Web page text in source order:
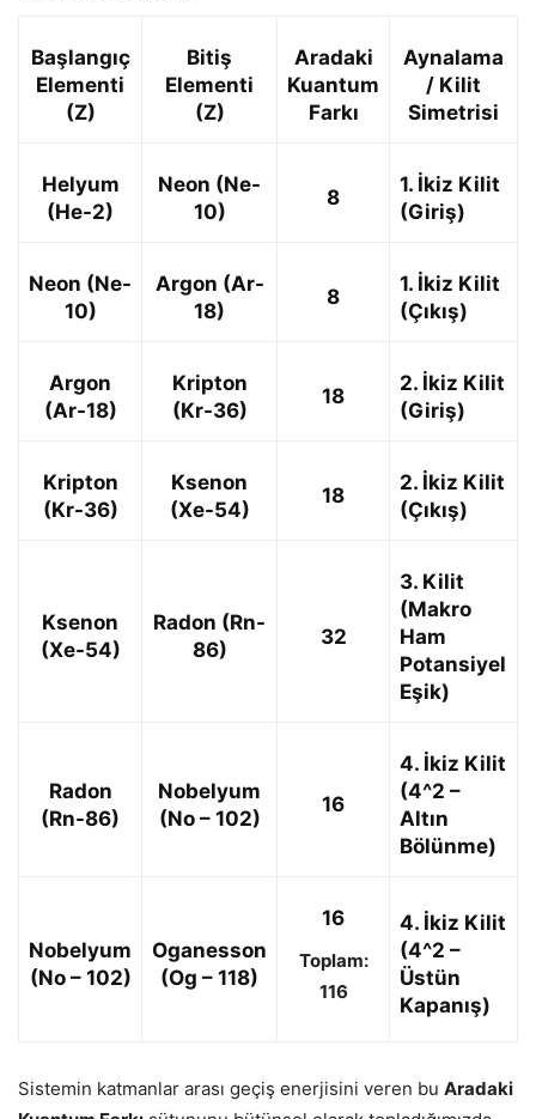
Başlangıç
Elementi
(Z)
Bitiş
Elementi
(Z)
Aradaki
Kuantum
Farkı
Aynalama
/ Kilit
Simetrisi
Helyum
(He-2)
Neon (Ne-
10)
8
1. İkiz Kilit
(Giriş)
Neon (Ne-
10)
Argon (Ar-
18)
8
1. İkiz Kilit
(Çıkış)
Argon
(Ar-18)
Kripton
(Kr-36)
18
2. İkiz Kilit
(Giriş)
Kripton
(Kr-36)
Ksenon
(Xe-54)
18
2. İkiz Kilit
(Çıkış)
Ksenon
(Xe-54)
Radon (Rn-
86)
32
3. Kilit
(Makro
Ham
Potansiyel
Eşik)
Radon
(Rn-86)
Nobelyum
(No – 102)
16
4. İkiz Kilit
(4^2 –
Altın
Bölünme)
Nobelyum
(No – 102)
Oganesson
(Og – 118)
16
Toplam:
116
4. İkiz Kilit
(4^2 –
Üstün
Kapanış)
Sistemin katmanlar arası geçiş enerjisini veren bu Aradaki